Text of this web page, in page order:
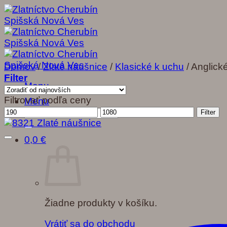
Skip
to
content
Menu
Menu
0,0 €
Žiadne produkty v košíku.
Vrátiť sa do obchodu
Domov / Zlaté náušnice / Klasické k uchu /
Filter
Filtrovať podľa ceny
Minimálna
cena
Maximálna
cena
Filter